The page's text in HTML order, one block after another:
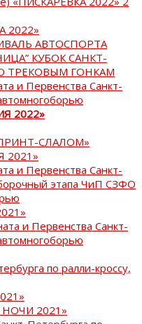
2022»
АВТОСПОРТА
КУБОК САНКТ-
ТРЕКОВЫМ ГОНКАМ
и Первенства Санкт-
2022»
СЛАЛОМ»
2021»
и Первенства Санкт-
этапа ЧиП СЗФО
и Первенства Санкт-
по ралли-кроссу,
2021»